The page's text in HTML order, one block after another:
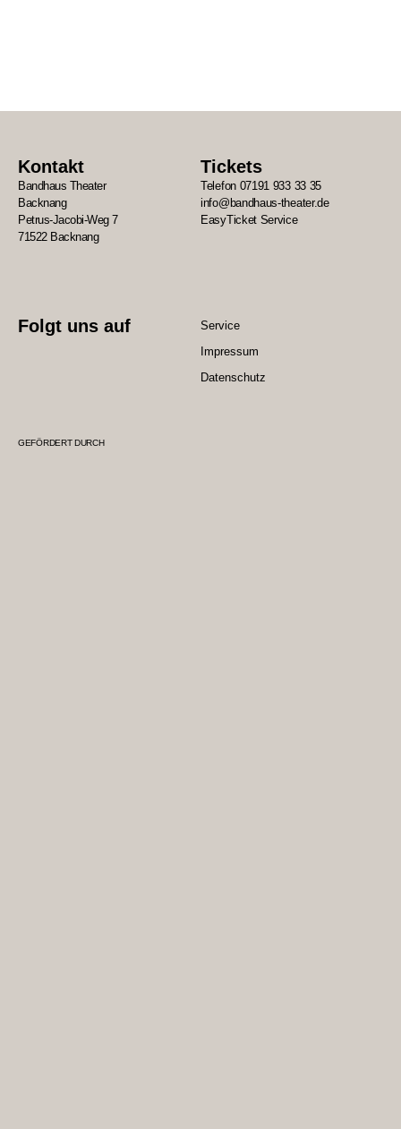
Kontakt
Bandhaus Theater
Backnang
Petrus-Jacobi-Weg 7
71522 Backnang
Tickets
Telefon 07191 933 33 35
info@bandhaus-theater.de
EasyTicket Service
Folgt uns auf
Service
Impressum
Datenschutz
GEFÖRDERT DURCH